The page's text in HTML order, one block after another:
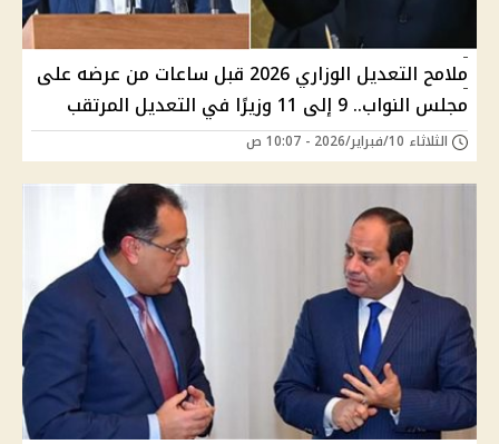
ملامح التعديل الوزاري 2026 قبل ساعات من عرضه على
مجلس النواب.. 9 إلى 11 وزيرًا في التعديل المرتقب
الثلاثاء 10/فبراير/2026 - 10:07 ص